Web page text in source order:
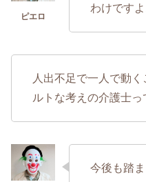
わけですよ
人出不足で一人で動く
ルトな考えの介護士っ
今後も踏